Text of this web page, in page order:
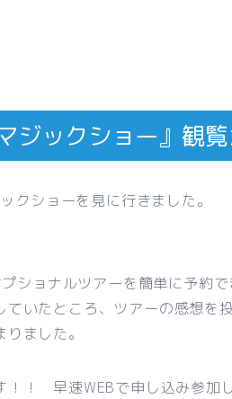
ジックショー』観
ショーを見に行きました。
ショナルツアーを簡単に予約
ていたところ、ツアーの感想を
ました。
！！ 早速WEBで申し込み参加し